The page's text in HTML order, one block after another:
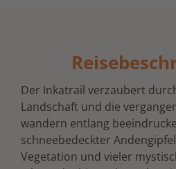
Der Inkatrail verzaubert
Landschaft und die
wandern entlang
schneebedeckter
Vegetation und vieler